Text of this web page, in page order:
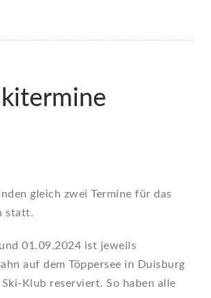
gleich zwei Termine für das
statt.
01.09.2024 ist jeweils
auf dem Töppersee in Duisburg
Klub reserviert. So haben alle